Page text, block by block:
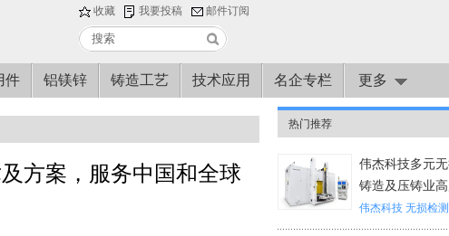
收藏 我要投稿 邮件订阅
件 铝镁锌 铸造工艺 技术应用 名企专栏 更多
方案，服务中国和全球
热门推荐
伟杰科技多元
铸造及压铸业
伟杰科技 无损检测